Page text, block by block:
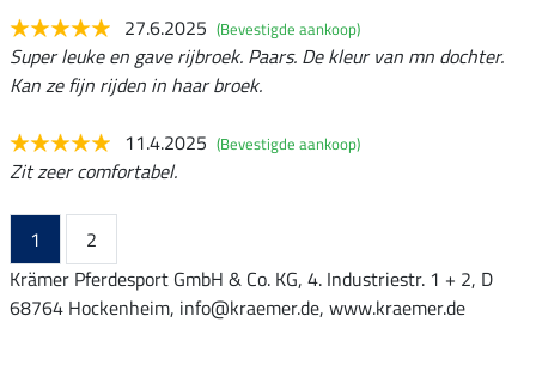
27.6.2025 (Bevestigde aankoop)
Super leuke en gave rijbroek. Paars. De kleur van mn dochter.
Kan ze fijn rijden in haar broek.
11.4.2025 (Bevestigde aankoop)
Zit zeer comfortabel.
1
2
Krämer Pferdesport GmbH & Co. KG, 4. Industriestr. 1 + 2, D
68764 Hockenheim, info@kraemer.de, www.kraemer.de